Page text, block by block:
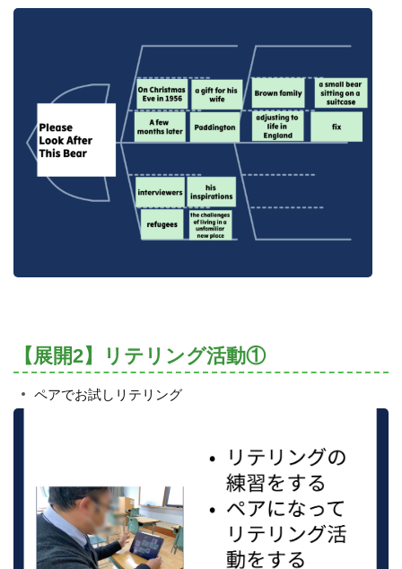
【展開2】リテリング活動①
ペアでお試しリテリング